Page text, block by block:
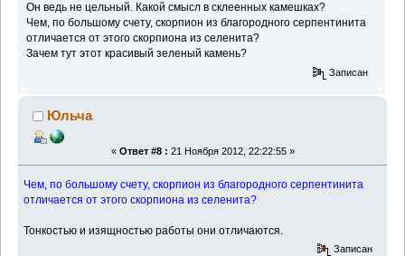
Он ведь не цельный. Какой смысл в склеенных камешках?
Чем, по большому счету, скорпион из благородного серпентинита
отличается от этого скорпиона из селенита?
Зачем тут этот красивый зеленый камень?
Записан
Юльча
« Ответ #8 : 21 Ноября 2012, 22:22:55 »
Чем, по большому счету, скорпион из благородного серпентинита
отличается от этого скорпиона из селенита?
Тонкостью и изящностью работы они отличаются.
Записан